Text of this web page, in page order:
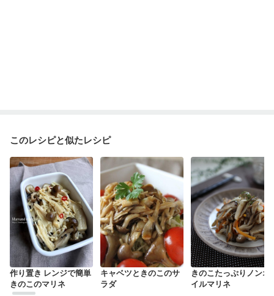
このレシピと似たレシピ
作り置き レンジで簡単
きのこのマリネ
キャベツときのこのサ
ラダ
きのこたっぷりノンオ
イルマリネ